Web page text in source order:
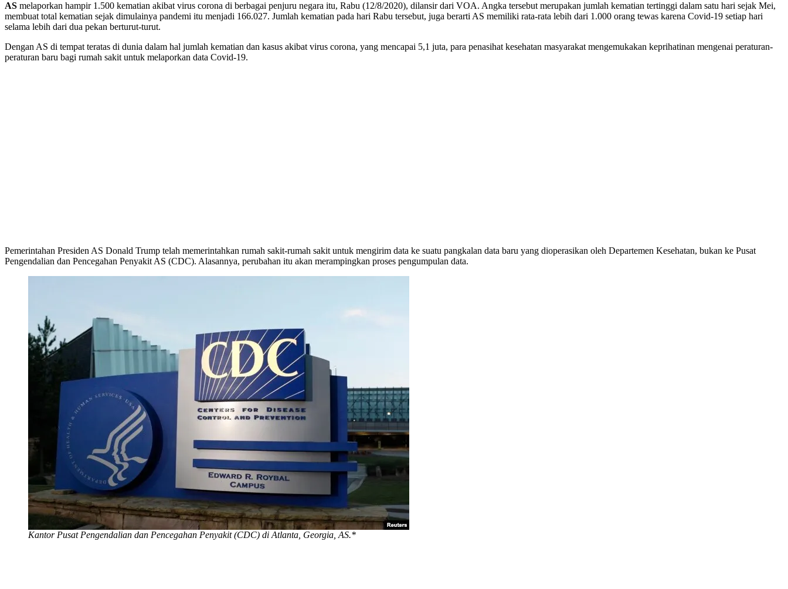
AS melaporkan hampir 1.500 kematian akibat virus corona di berbagai penjuru negara itu, Rabu (12/8/2020), dilansir dari VOA. Angka tersebut merupakan jumlah kematian tertinggi dalam satu hari sejak Mei,
membuat total kematian sejak dimulainya pandemi itu menjadi 166.027. Jumlah kematian pada hari Rabu tersebut, juga berarti AS memiliki rata-rata lebih dari 1.000 orang tewas karena Covid-19 setiap hari
selama lebih dari dua pekan berturut-turut.
Dengan AS di tempat teratas di dunia dalam hal jumlah kematian dan kasus akibat virus corona, yang mencapai 5,1 juta, para penasihat kesehatan masyarakat mengemukakan keprihatinan mengenai peraturan-
peraturan baru bagi rumah sakit untuk melaporkan data Covid-19.
Pemerintahan Presiden AS Donald Trump telah memerintahkan rumah sakit-rumah sakit untuk mengirim data ke suatu pangkalan data baru yang dioperasikan oleh Departemen Kesehatan, bukan ke Pusat
Pengendalian dan Pencegahan Penyakit AS (CDC). Alasannya, perubahan itu akan merampingkan proses pengumpulan data.
Kantor Pusat Pengendalian dan Pencegahan Penyakit (CDC) di Atlanta, Georgia, AS.*